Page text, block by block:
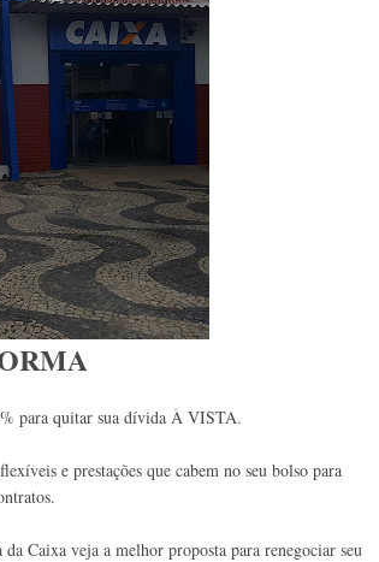
% para quitar sua dívida À VISTA.
e prestações que cabem no seu bolso para
Caixa veja a melhor proposta para renegociar seu